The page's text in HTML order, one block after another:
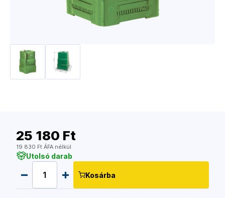
25 180 Ft
19 830 Ft ÁFA nélkül
Utolsó darab
Kosárba